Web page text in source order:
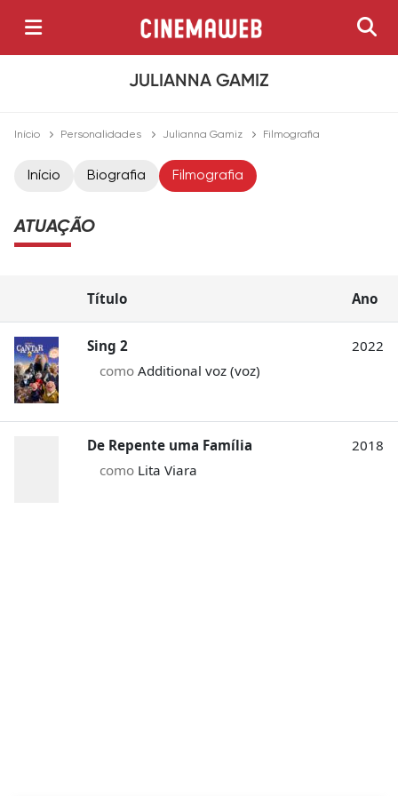
JULIANNA GAMIZ
Início Personalidades Julianna Gamiz Filmografia
Início Biografia Filmografia
ATUAÇÃO
Título Ano
Sing 2
como Additional voz (voz)
2022
De Repente uma Família
como Lita Viara
2018